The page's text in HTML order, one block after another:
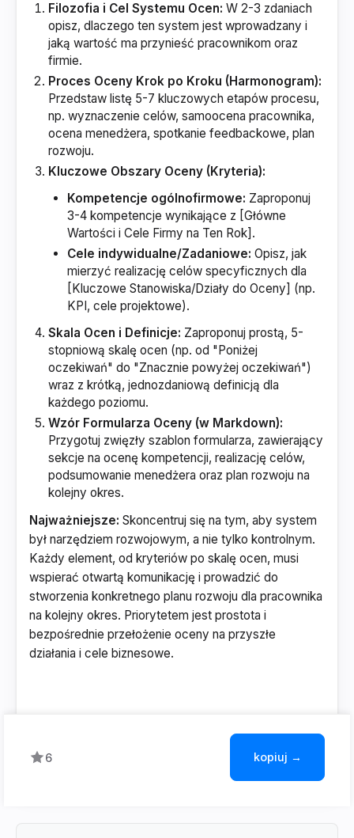
Filozofia i Cel Systemu Ocen: W 2-3 zdaniach
opisz, dlaczego ten system jest wprowadzany i
jaką wartość ma przynieść pracownikom oraz
firmie.
Proces Oceny Krok po Kroku (Harmonogram):
Przedstaw listę 5-7 kluczowych etapów procesu,
np. wyznaczenie celów, samoocena pracownika,
ocena menedżera, spotkanie feedbackowe, plan
rozwoju.
Kluczowe Obszary Oceny (Kryteria):
Kompetencje ogólnofirmowe: Zaproponuj
3-4 kompetencje wynikające z [Główne
Wartości i Cele Firmy na Ten Rok].
Cele indywidualne/Zadaniowe: Opisz, jak
mierzyć realizację celów specyficznych dla
[Kluczowe Stanowiska/Działy do Oceny] (np.
KPI, cele projektowe).
Skala Ocen i Definicje: Zaproponuj prostą, 5-
stopniową skalę ocen (np. od "Poniżej
oczekiwań" do "Znacznie powyżej oczekiwań")
wraz z krótką, jednozdaniową definicją dla
każdego poziomu.
Wzór Formularza Oceny (w Markdown):
Przygotuj zwięzły szablon formularza, zawierający
sekcje na ocenę kompetencji, realizację celów,
podsumowanie menedżera oraz plan rozwoju na
kolejny okres.
Najważniejsze: Skoncentruj się na tym, aby system
był narzędziem rozwojowym, a nie tylko kontrolnym.
Każdy element, od kryteriów po skalę ocen, musi
wspierać otwartą komunikację i prowadzić do
stworzenia konkretnego planu rozwoju dla pracownika
na kolejny okres. Priorytetem jest prostota i
bezpośrednie przełożenie oceny na przyszłe
działania i cele biznesowe.
6 kopiuj →